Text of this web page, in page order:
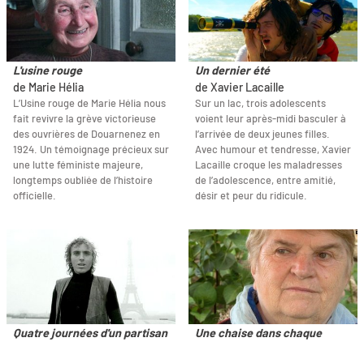
L'usine rouge
de Marie Hélia
L’Usine rouge de Marie Hélia nous
fait revivre la grève victorieuse
des ouvrières de Douarnenez en
1924. Un témoignage précieux sur
une lutte féministe majeure,
longtemps oubliée de l’histoire
officielle.
Un dernier été
de Xavier Lacaille
Sur un lac, trois adolescents
voient leur après-midi basculer à
l’arrivée de deux jeunes filles.
Avec humour et tendresse, Xavier
Lacaille croque les maladresses
de l’adolescence, entre amitié,
désir et peur du ridicule.
Quatre journées d'un partisan
Une chaise dans chaque